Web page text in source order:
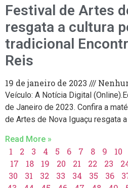
Festival de Artes
resgata a cultura
tradicional
Reis
19 de janeiro de 2023
Veículo: A Notícia Digital
de Janeiro de 2023. Confira a
de Artes de Nova Iguaçu resgata
Read More »
1 2 3 4 5 6 7 8 9 10
17
18 19 20 21 22 23
30
31 32 33 34 35 36